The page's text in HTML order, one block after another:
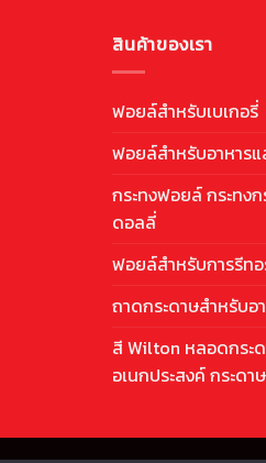
สินค้าของเรา
ฟอยล์สำหรับเบเกอรี่
ฟอยล์สำหรับอาหารแ
กระทงฟอยล์ กระทง
ดอลลี่
ฟอยล์สำหรับการรีท
ถาดกระดาษสำหรับอ
สี Wilton หลอดกระ
อเนกประสงค์ กระด